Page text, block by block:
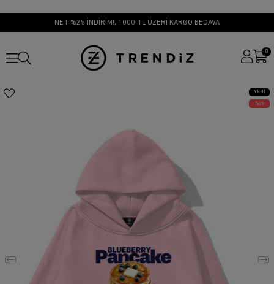
NET %25 İNDİRİM!, 1000 TL ÜZERİ KARGO BEDAVA
0
YENI
ÜRÜN
25